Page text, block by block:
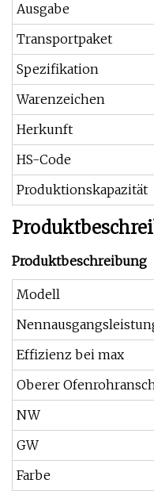
Ausgabe
Transportpaket
Spezifikation
Warenzeichen
Herkunft
HS-Code
Produktionskapazität
Produktbeschreibung
Modell
Effizienz bei max
Oberer
NW
GW
Farbe